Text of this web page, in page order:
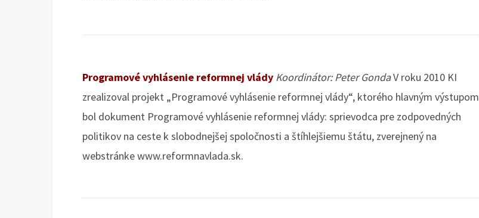
Programové vyhlásenie reformnej vlády Koordinátor: Peter GondaV roku 2010 KI
zrealizoval projekt „Programové vyhlásenie reformnej vlády“, ktorého hlavným výstupom
bol dokument Programové vyhlásenie reformnej vlády: sprievodca pre zodpovedných
politikov na ceste k slobodnejšej spoločnosti a štíhlejšiemu štátu, zverejnený na
webstránke www.reformnavlada.sk.